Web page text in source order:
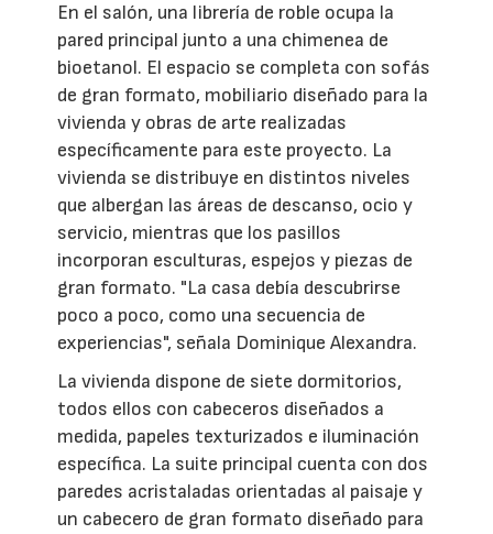
En el salón, una librería de roble ocupa la
pared principal junto a una chimenea de
bioetanol. El espacio se completa con sofás
de gran formato, mobiliario diseñado para la
vivienda y obras de arte realizadas
específicamente para este proyecto. La
vivienda se distribuye en distintos niveles
que albergan las áreas de descanso, ocio y
servicio, mientras que los pasillos
incorporan esculturas, espejos y piezas de
gran formato. "La casa debía descubrirse
poco a poco, como una secuencia de
experiencias", señala Dominique Alexandra.
La vivienda dispone de siete dormitorios,
todos ellos con cabeceros diseñados a
medida, papeles texturizados e iluminación
específica. La suite principal cuenta con dos
paredes acristaladas orientadas al paisaje y
un cabecero de gran formato diseñado para